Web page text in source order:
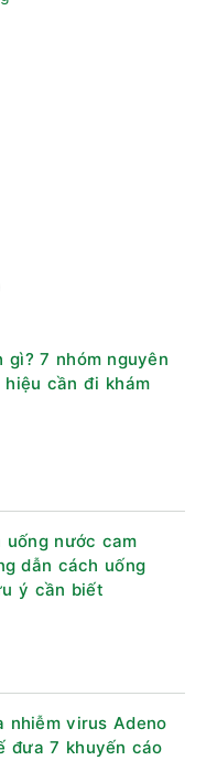
gì? 7 nhóm nguyên
hiệu cần đi khám
uống nước cam
dẫn cách uống
ý cần biết
nhiễm virus Adeno
đưa 7 khuyến cáo